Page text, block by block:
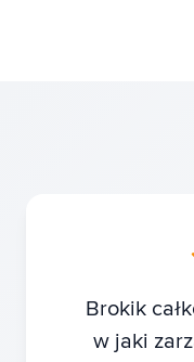
Brokik
w jaki